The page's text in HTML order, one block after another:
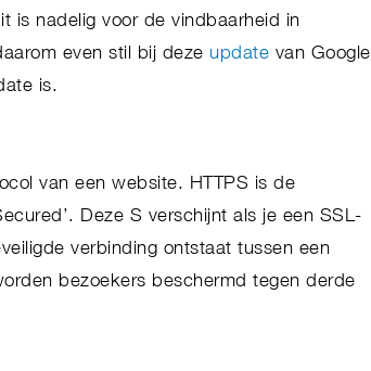
is nadelig voor de vindbaarheid in
even stil bij deze update van Google
is.
van een website. HTTPS is de
Deze S verschijnt als je een SSL-
verbinding ontstaat tussen een
bezoekers beschermd tegen derde